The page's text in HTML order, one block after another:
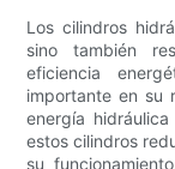
Los cilindros
sino también
eficiencia
importante en su
energía
estos cilindros
su